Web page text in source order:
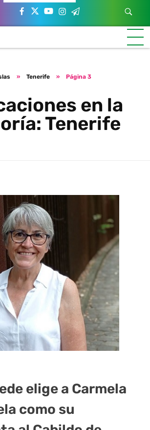
» Tenerife » Página 3
en la
Tenerife
elige a Carmela
como su